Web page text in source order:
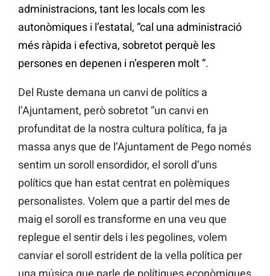
administracions, tant les locals com les
autonòmiques i l’estatal, “cal una administració
més ràpida i efectiva, sobretot perquè les
persones en depenen i n’esperen molt ”.
Del Ruste demana un canvi de polítics a
l’Ajuntament, però sobretot “un canvi en
profunditat de la nostra cultura política, fa ja
massa anys que de l’Ajuntament de Pego només
sentim un soroll ensordidor, el soroll d’uns
polítics que han estat centrat en polèmiques
personalistes. Volem que a partir del mes de
maig el soroll es transforme en una veu que
replegue el sentir dels i les pegolines, volem
canviar el soroll estrident de la vella política per
una música que parle de polítiques econòmiques